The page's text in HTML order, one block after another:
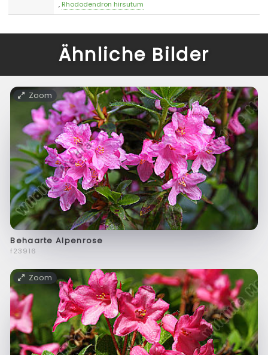
, Rhododendron hirsutum
Ähnliche Bilder
Zoom
Behaarte Alpenrose
f23916
Zoom